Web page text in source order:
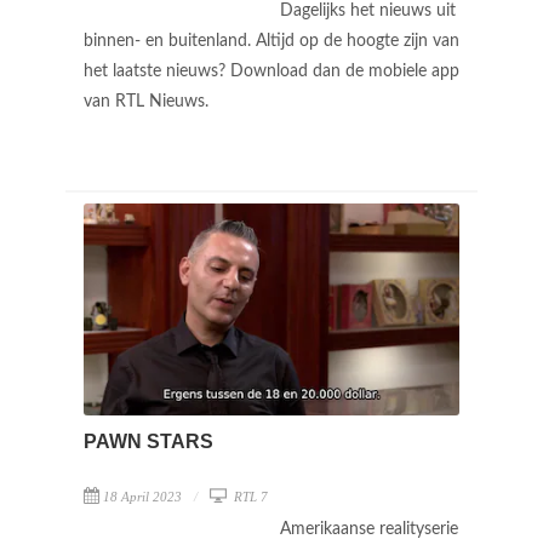
Dagelijks het nieuws uit
binnen- en buitenland. Altijd op de hoogte zijn van
het laatste nieuws? Download dan de mobiele app
van RTL Nieuws.
PAWN STARS
18 April 2023 RTL 7
Amerikaanse realityserie